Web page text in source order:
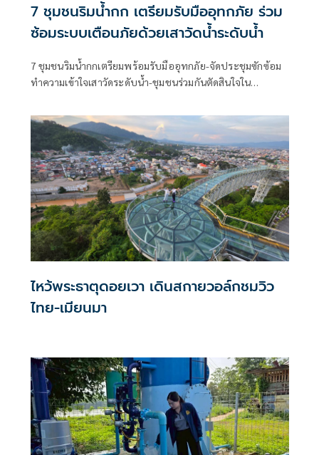
7 ชุมชนริมน้ำกก เตรียมรับมืออุทกภัย ร่วม
ซ้อมระบบเตือนภัยด้วยเสาวัดน้ำระดับน้ำ
7 ชุมชนริมน้ำกกเตรียมพร้อมรับมืออุทกภัย-จัดประชุมซักซ้อม
ทำความเข้าใจเสาวัดระดับน้ำ-ชุมชนร่วมกันตัดสินใจใน
ข้อมูล
ไหว้พระธาตุดอยเวา เดินสกายวอล์กชมวิว
ไทย-เมียนมา